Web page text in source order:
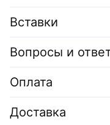
Вставки
Вопросы и
Оплата
Доставка